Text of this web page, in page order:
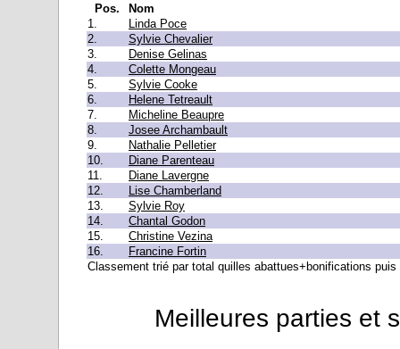
Pos.
Nom
1.
Linda Poce
2.
Sylvie Chevalier
3.
Denise Gelinas
4.
Colette Mongeau
5.
Sylvie Cooke
6.
Helene Tetreault
7.
Micheline Beaupre
8.
Josee Archambault
9.
Nathalie Pelletier
10.
Diane Parenteau
11.
Diane Lavergne
12.
Lise Chamberland
13.
Sylvie Roy
14.
Chantal Godon
15.
Christine Vezina
16.
Francine Fortin
Classement trié par total quilles abattues+bonifications
Meilleures parties et